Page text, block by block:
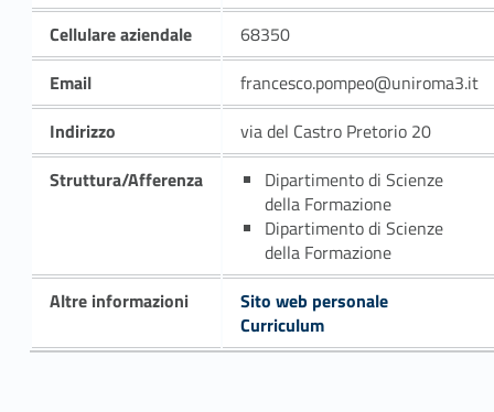
Cellulare aziendale
68350
Email
francesco.pompeo@uniroma3.it
Indirizzo
via del Castro Pretorio 20
Struttura/Afferenza
Dipartimento di Scienze
della Formazione
Dipartimento di Scienze
della Formazione
Altre informazioni
Sito web personale
Curriculum